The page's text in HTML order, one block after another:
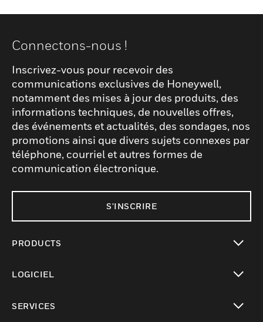
Connectons-nous !
Inscrivez-vous pour recevoir des
communications exclusives de Honeywell,
notamment des mises à jour des produits, des
informations techniques, de nouvelles offres,
des événements et actualités, des sondages, nos
promotions ainsi que divers sujets connexes par
téléphone, courriel et autres formes de
communication électronique.
S'INSCRIRE
PRODUCTS
LOGICIEL
SERVICES